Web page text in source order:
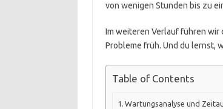
von wenigen Stunden bis zu
Im weiteren Verlauf führen wir
Probleme früh. Und du lernst,
Table of Contents
Wartungsanalyse und